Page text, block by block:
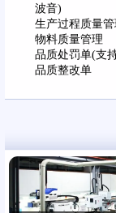
波音)
生产过程质量管
物料质量管理
品质处罚单(支
品质整改单